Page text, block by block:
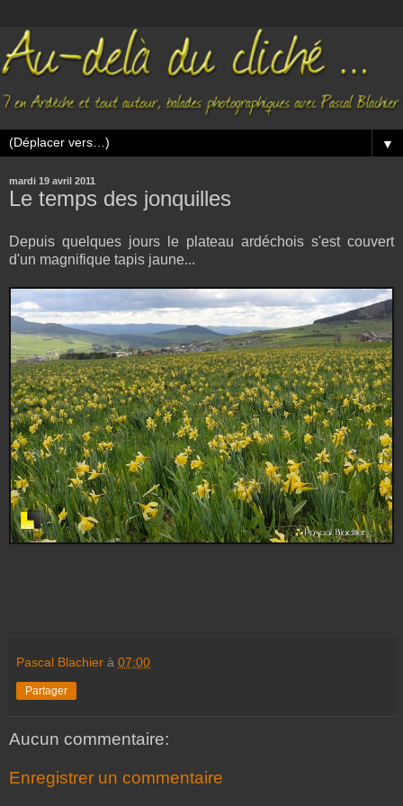
▼
mardi 19 avril 2011
Le temps des jonquilles
Depuis quelques jours le plateau ardéchois s'est couvert
d'un magnifique tapis jaune...
Pascal Blachier à 07:00
Partager
Aucun commentaire:
Enregistrer un commentaire